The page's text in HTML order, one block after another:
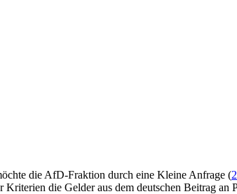
die AfD-Fraktion durch eine Kleine Anfrage (
die Gelder aus dem deutschen Beitrag an